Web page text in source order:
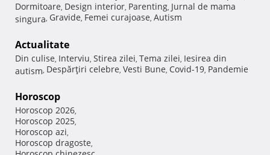
Dormitoare, Design interior, Parenting, Jurnal de mama
singura, Gravide, Femei curajoase, Autism
Actualitate
Din culise, Interviu, Stirea zilei, Tema zilei, Iesirea din
autism, Despărţiri celebre, Vesti Bune, Covid-19, Pandemie
Horoscop
Horoscop 2026,
Horoscop 2025,
Horoscop azi,
Horoscop dragoste,